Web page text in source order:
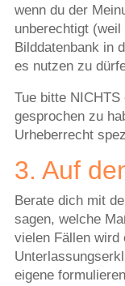
wenn du der
unberechtigt
Bilddatenbank in
es nutzen zu
Tue bitte
gesprochen zu
Urheberrecht
3. Auf
Berate dich mit
sagen, welche
vielen Fällen wird
eigene